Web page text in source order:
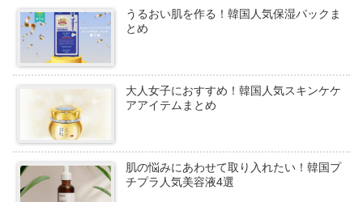
うるおい肌を作る！韓国人気保湿パックま
とめ
大人女子におすすめ！韓国人気スキンケケ
アアイテムまとめ
肌の悩みにあわせて取り入れたい！韓国プ
チプラ人気美容液4選